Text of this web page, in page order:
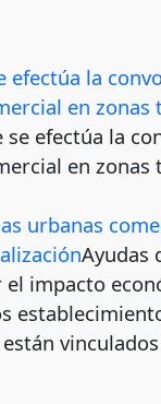
efectúa la
en zonas
se efectúa la
en zonas
urbanas
Ayudas
impacto